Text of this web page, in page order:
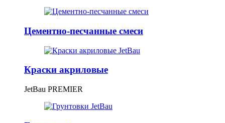
Цементно-песчанные смеси
Краски акриловые
JetBau PREMIER